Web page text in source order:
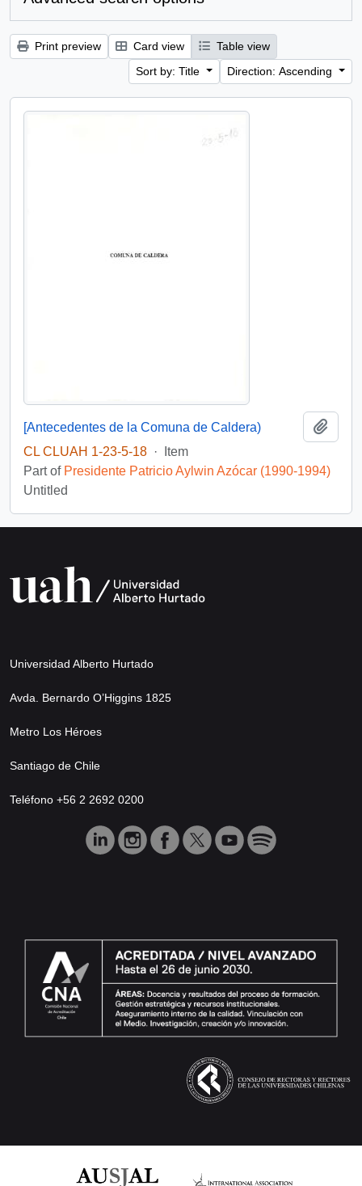
Print preview Card view
Table view
Sort by: Title
Direction: Ascending
[Antecedentes de la Comuna de Caldera)
CL CLUAH 1-23-5-18 ·
Item
Part of Presidente Patricio Aylwin Azócar (1990-1994)
Untitled
Universidad Alberto Hurtado
Avda. Bernardo O’Higgins 1825
Metro Los Héroes
Santiago de Chile
Teléfono +56 2 2692 0200